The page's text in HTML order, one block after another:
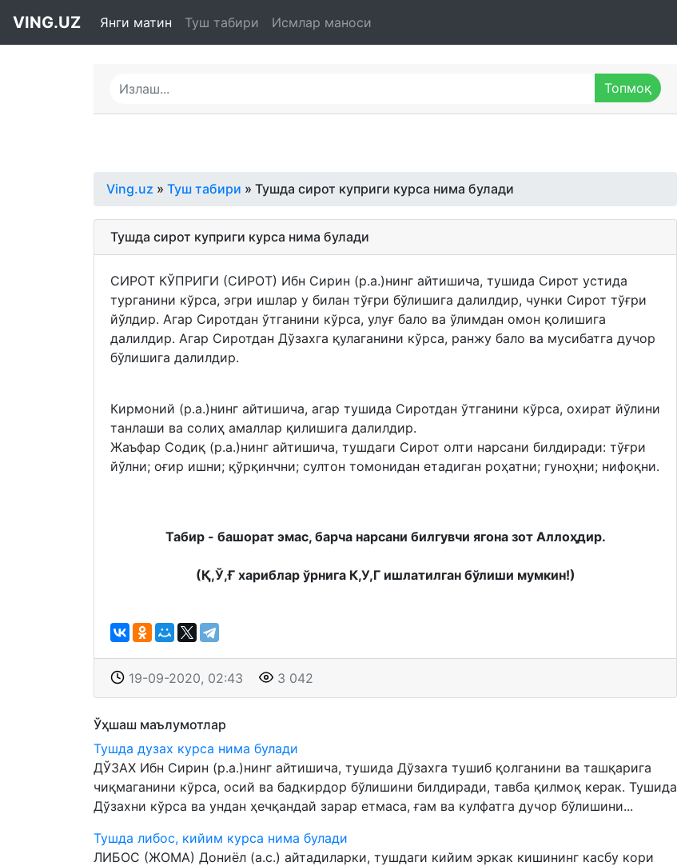
VING.UZ Янги матин Туш табири Исмлар маноси
Ving.uz » Туш табири » Тушда сирот куприги курса нима булади
Тушда сирот куприги курса нима булади
СИРОТ КЎПРИГИ (СИРОТ) Ибн Сирин (р.а.)нинг айтишича, тушида Сирот устида
турганини кўрса, эгри ишлар у билан тўғри бўлишига далилдир, чунки Сирот тўғри
йўлдир. Агар Сиротдан ўтганини кўрса, улуғ бало ва ўлимдан омон қолишига
далилдир. Агар Сиротдан Дўзахга қулаганини кўрса, ранжу бало ва мусибатга дучор
бўлишига далилдир.
Кирмоний (р.а.)нинг айтишича, агар тушида Сиротдан ўтганини кўрса, охират йўлини
танлаши ва солиҳ амаллар қилишига далилдир.
Жаъфар Содиқ (р.а.)нинг айтишича, тушдаги Сирот олти нарсани билдиради: тўғри
йўлни; оғир ишни; қўрқинчни; султон томонидан етадиган роҳатни; гуноҳни; нифоқни.
Табир - башорат эмас, барча нарсани билгувчи ягона зот Аллоҳдир.
(Қ,Ў,Ғ хариблар ўрнига К,У,Г ишлатилган бўлиши мумкин!)
19-09-2020, 02:43 3 042
Ўҳшаш маълумотлар
Тушда дузах курса нима булади
ДЎЗАХ Ибн Сирин (р.а.)нинг айтишича, тушида Дўзахга тушиб қолганини ва ташқарига
чиқмаганини кўрса, осий ва бадкирдор бўлишини билдиради, тавба қилмоқ керак. Тушида
Дўзахни кўрса ва ундан ҳечқандай зарар етмаса, ғам ва кулфатга дучор бўлишини...
Тушда либос, кийим курса нима булади
ЛИБОС (ЖОМА) Дониёл (а.с.) айтадиларки, тушдаги кийим эркак кишининг касбу кори